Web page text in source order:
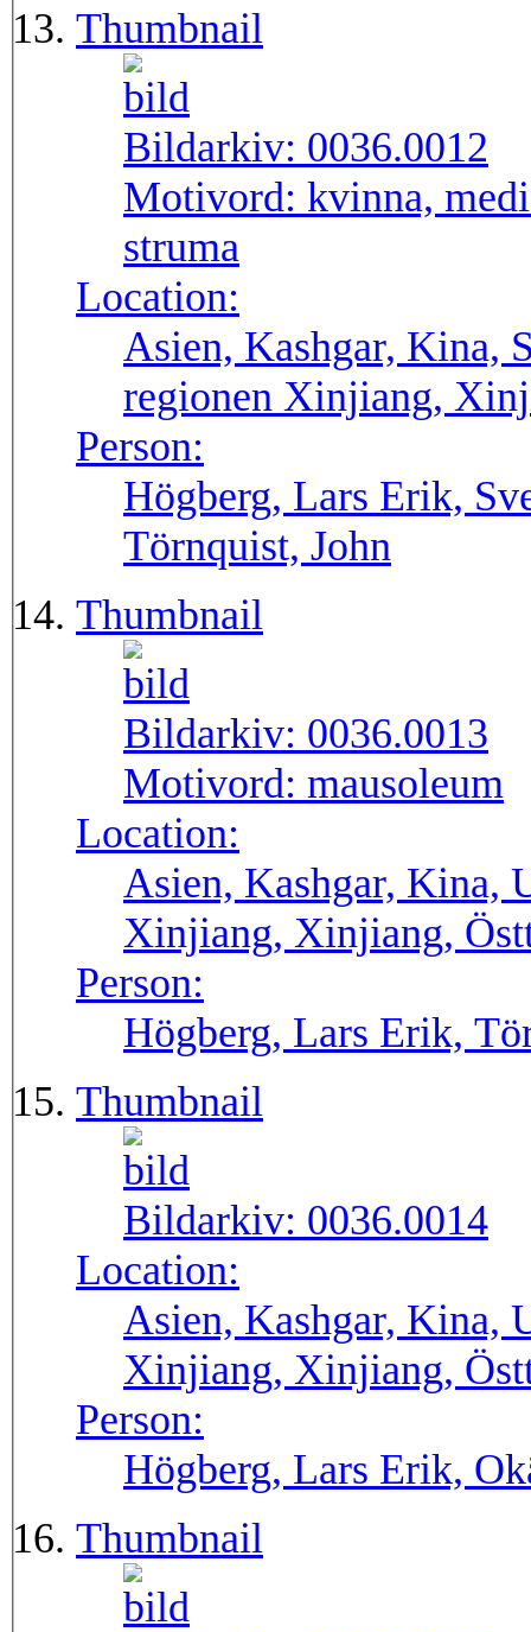
Thumbnail
Bildarkiv: 0036.0012
Motivord: kvinna,
struma
Location:
Asien, Kashgar, Kina,
regionen Xinjiang,
Person:
Högberg, Lars Erik,
Törnquist, John
Thumbnail
Bildarkiv: 0036.0013
Motivord: mausoleum
Location:
Asien, Kashgar, Kina,
Xinjiang, Xinjiang,
Person:
Högberg, Lars Erik,
Thumbnail
Bildarkiv: 0036.0014
Location:
Asien, Kashgar, Kina,
Xinjiang, Xinjiang,
Person:
Högberg, Lars Erik,
Thumbnail